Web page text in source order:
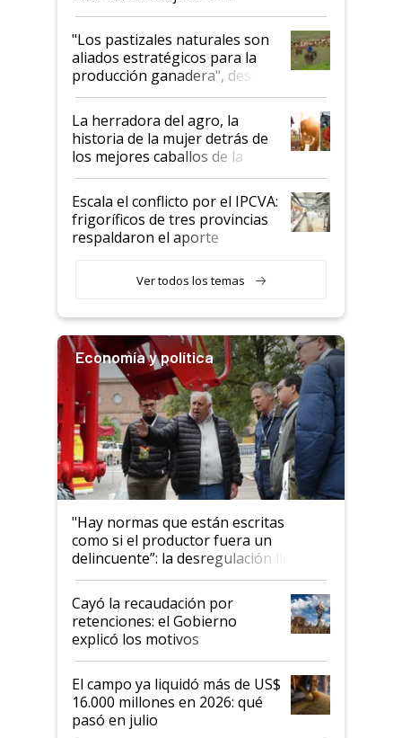
ganadera uruguaya sobre las
oportunidades que se abren
para el agro en Argentina, con
foco en la carne
"Los pastizales naturales son
aliados estratégicos para la
producción ganadera", destaca
la iniciativa que ya reúne a 46
establecimientos en Argentina
La herradora del agro, la
historia de la mujer detrás de
los mejores caballos de la
Argentina y los mitos que
todavía hacen sufrir a estos
animales: "Mientras me
descalificaban, yo seguí
haciendo currículum"
Escala el conflicto por el IPCVA:
frigoríficos de tres provincias
respaldaron el aporte
Ver todos los temas
Economía y política
"Hay normas que están escritas
como si el productor fuera un
delincuente”: la desregulación llegó
al Congreso Aapresid y hasta se
habló del financiamiento al IPCVA
Cayó la recaudación por
retenciones: el Gobierno
explicó los motivos
El campo ya liquidó más de US$
16.000 millones en 2026: qué
pasó en julio